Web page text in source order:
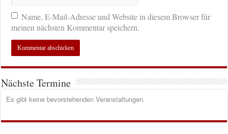
Name, E-Mail-Adresse und Website in diesem Browser für
meinen nächsten Kommentar speichern.
Nächste Termine
Es gibt keine bevorstehenden Veranstaltungen.